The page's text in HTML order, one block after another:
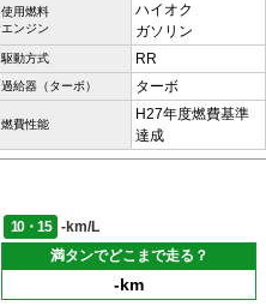
使用燃料
エンジン
ハイオク
ガソリン
駆動方式 RR
過給器（ターボ） ターボ
燃費性能
H27年度燃費基準
達成
10・15
-km/L
満タンでどこまで走る？
-km